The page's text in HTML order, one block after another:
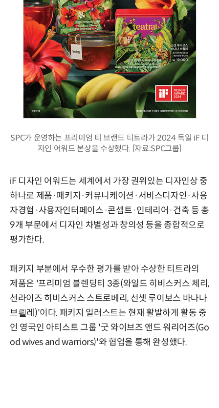
SPC가 운영하는 프리미엄 티 브랜드 티트라가 2024 독일 iF 디
자인 어워드 본상을 수상했다. [자료:SPC그룹]
iF 디자인 어워드는 세계에서 가장 권위있는 디자인상 중
하나로 제품·패키지·커뮤니케이션·서비스디자인·사용
자경험·사용자인터페이스·콘셉트·인테리어·건축 등 총
9개 부문에서 디자인 차별성과 창의성 등을 종합적으로
평가한다.
패키지 부분에서 우수한 평가를 받아 수상한 티트라의
제품은 '프리미엄 블렌딩티 3종(와일드 히비스커스 체리,
선라이즈 히비스커스 스트로베리, 선셋 루이보스 바나나
브릘레)'이다. 패키지 일러스트는 현재 활발하게 활동 중
인 영국인 아티스트 그룹 '굿 와이브즈 앤드 워리어즈(Go
od wives and warriors)'와 협업을 통해 완성했다.